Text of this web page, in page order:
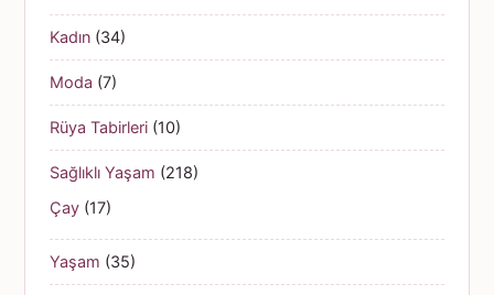
Kadın (34)
Moda (7)
Rüya Tabirleri (10)
Sağlıklı Yaşam (218)
Çay (17)
Yaşam (35)